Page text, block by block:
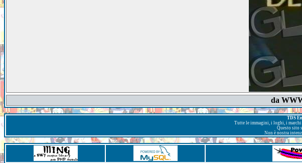
da
TDS
Tutte le immagini, i loghi, i
Questo sito
Non è nostra